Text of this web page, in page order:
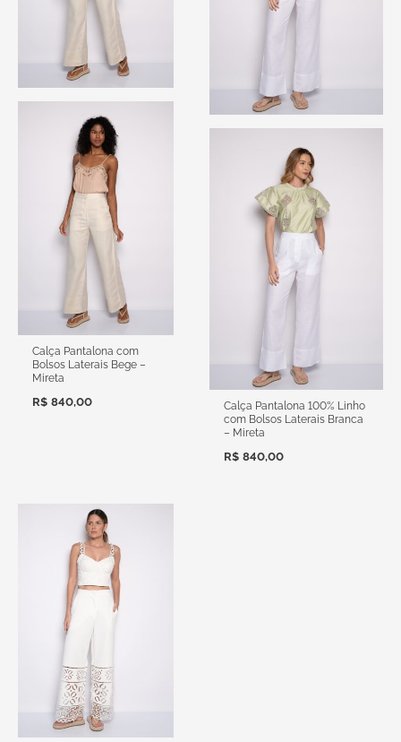
Calça Pantalona com
Bolsos Laterais Bege –
Mireta
R$ 840,00
Calça Pantalona 100% Linho
com Bolsos Laterais Branca
– Mireta
R$ 840,00